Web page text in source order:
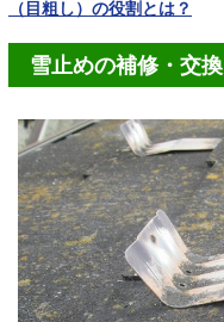
（目粗し）の役割とは？
雪止めの補修・交換